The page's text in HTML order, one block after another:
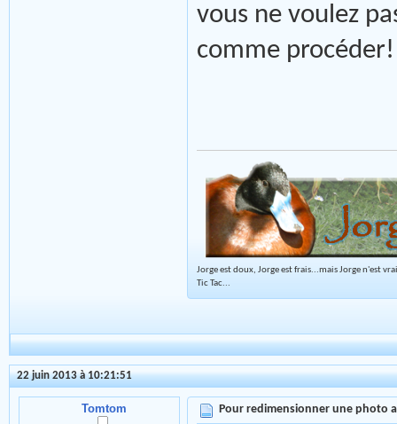
vous ne voulez
comme procéder!
Jorge est doux, Jorge est frais...mais Jorge n'est
Tic Tac...
22 juin 2013 à 10:21:51
Tomtom Pour redimensionner une photo